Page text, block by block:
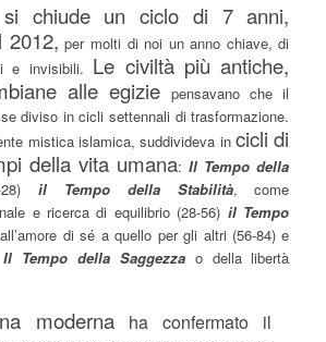
chiude un ciclo di 7 anni,
2012, per molti di noi un anno chiave, di
e invisibili. Le civiltà più antiche,
alle egizie pensavano che il
diviso in cicli settennali di trasformazione.
mistica islamica, suddivideva incicli di
della vita umana:Il Tempo della
28)il Tempo della Stabilità, come
e ricerca di equilibrio (28-56) il Tempo
di sé a quello per gli altri (56-84) e
Il Tempo della Saggezzao della libertà
modernaha confermato il